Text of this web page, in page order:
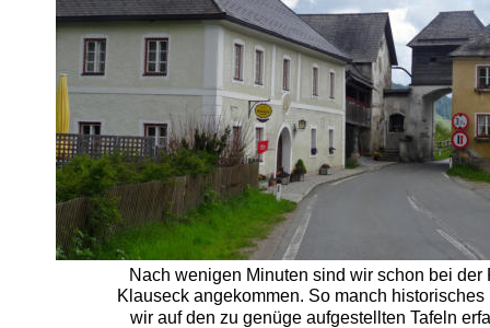
Nach wenigen Minuten sind wir schon bei
Klauseck angekommen. So manch
wir auf den zu genüge aufgestellten Tafeln